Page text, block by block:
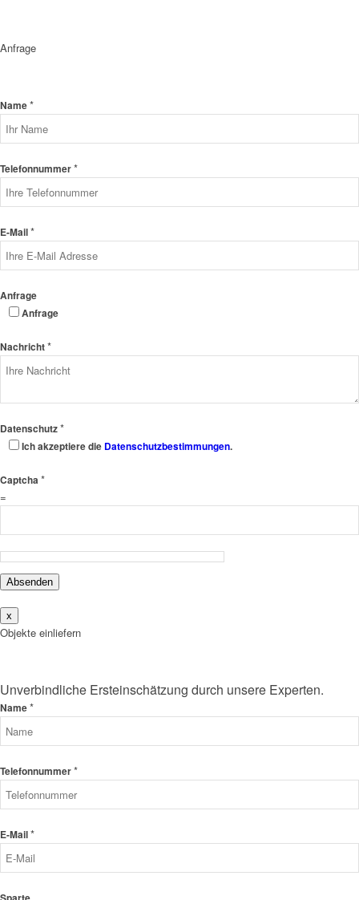
Anfrage
Name*
Telefonnummer*
E-Mail*
Anfrage
Anfrage
Nachricht*
Datenschutz*
Ich akzeptiere die Datenschutzbestimmungen.
Captcha *
=
Absenden
x
Objekte einliefern
Unverbindliche Ersteinschätzung durch unsere Experten.
Name*
Telefonnummer*
E-Mail*